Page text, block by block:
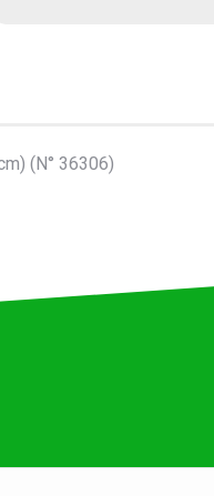
(N° 36306)